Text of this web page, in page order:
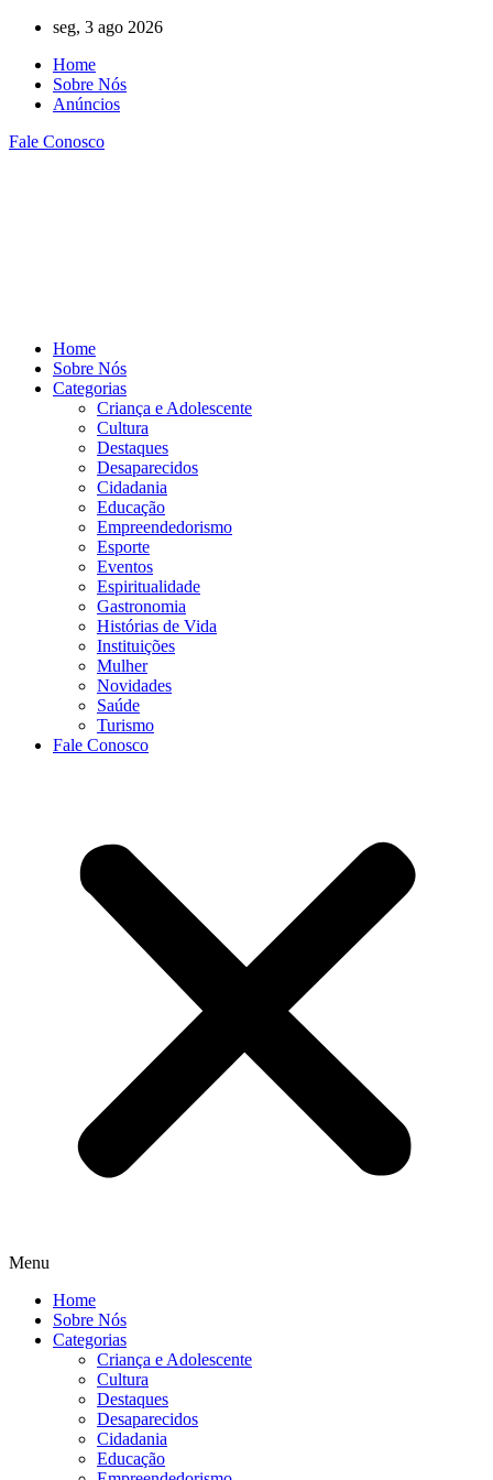
conteúdo
seg, 3 ago 2026
Home
Sobre Nós
Anúncios
Fale Conosco
Home
Sobre Nós
Categorias
Criança e Adolescente
Cultura
Destaques
Desaparecidos
Cidadania
Educação
Empreendedorismo
Esporte
Eventos
Espiritualidade
Gastronomia
Histórias de Vida
Instituições
Mulher
Novidades
Saúde
Turismo
Fale Conosco
Menu
Home
Sobre Nós
Categorias
Criança e Adolescente
Cultura
Destaques
Desaparecidos
Cidadania
Educação